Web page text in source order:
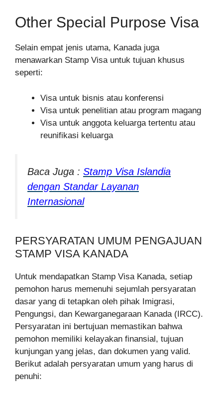
Other Special Purpose Visa
Selain empat jenis utama, Kanada juga
menawarkan Stamp Visa untuk tujuan khusus
seperti:
Visa untuk bisnis atau konferensi
Visa untuk penelitian atau program magang
Visa untuk anggota keluarga tertentu atau
reunifikasi keluarga
Baca Juga : Stamp Visa Islandia
dengan Standar Layanan
Internasional
PERSYARATAN UMUM PENGAJUAN
STAMP VISA KANADA
Untuk mendapatkan Stamp Visa Kanada, setiap
pemohon harus memenuhi sejumlah persyaratan
dasar yang di tetapkan oleh pihak Imigrasi,
Pengungsi, dan Kewarganegaraan Kanada (IRCC).
Persyaratan ini bertujuan memastikan bahwa
pemohon memiliki kelayakan finansial, tujuan
kunjungan yang jelas, dan dokumen yang valid.
Berikut adalah persyaratan umum yang harus di
penuhi: